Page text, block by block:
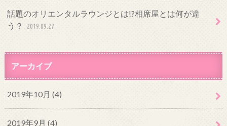
話題のオリエンタルラウンジとは!?相席屋とは何が違
う？
2019.09.27
アーカイブ
2019年10月 (4)
2019年9月 (4)